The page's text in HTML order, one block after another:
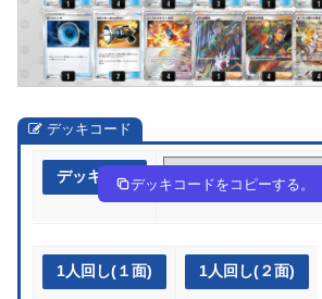
デッキコード
デッキ作成 5kVfkk-hILLPD-fkkFwF
デッキコードをコピーする。
1人回し(１面) 1人回し(２面)